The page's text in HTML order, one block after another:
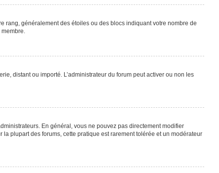
rang, généralement des étoiles ou des blocs indiquant votre nombre de
membre.
distant ou importé. L’administrateur du forum peut activer ou non les
En général, vous ne pouvez pas directement modifier
plupart des forums, cette pratique est rarement tolérée et un modérateur